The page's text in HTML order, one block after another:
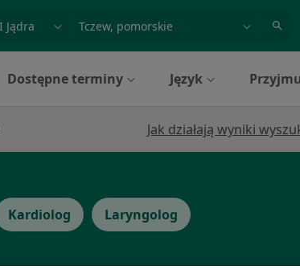
Dostępne terminy Język
Jak działają wyniki
Kardiolog Laryngolog